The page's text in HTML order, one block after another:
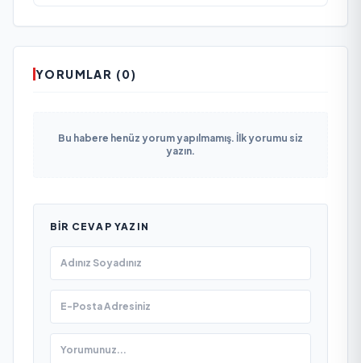
YORUMLAR (0)
Bu habere henüz yorum yapılmamış. İlk yorumu siz
yazın.
BIR CEVAP YAZIN